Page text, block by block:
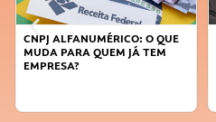
DICAS PARA OBTER CRÉDITO